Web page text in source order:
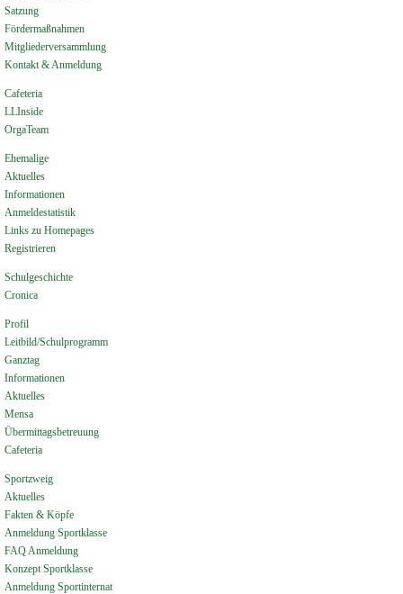
Satzung
Fördermaßnahmen
Mitgliederversammlung
Kontakt & Anmeldung
Cafeteria
LLInside
OrgaTeam
Ehemalige
Aktuelles
Informationen
Anmeldestatistik
Links zu Homepages
Registrieren
Schulgeschichte
Cronica
Profil
Leitbild/Schulprogramm
Ganztag
Informationen
Aktuelles
Mensa
Übermittagsbetreuung
Cafeteria
Sportzweig
Aktuelles
Fakten & Köpfe
Anmeldung Sportklasse
FAQ Anmeldung
Konzept Sportklasse
Anmeldung Sportinternat